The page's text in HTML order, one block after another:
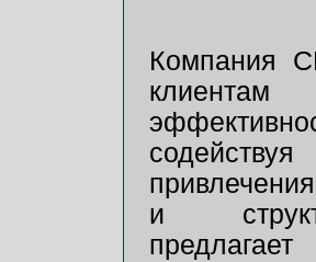
Компания
и